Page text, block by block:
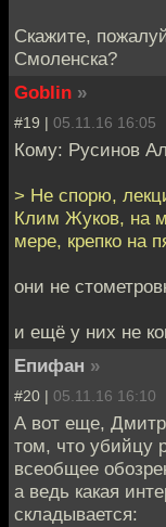
Скажите,
Смоленска?
Goblin »
#19 | 05.11.16 16:05
Кому: Русинов
> Не спорю,
Клим Жуков, на
мере, крепко на
они не
и ещё у них не
Епифан »
#20 | 05.11.16 16:10
А вот еще,
том, что убийцу
всеобщее
а ведь какая
складывается: